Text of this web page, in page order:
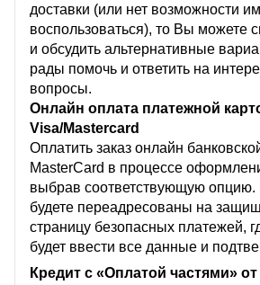
доставки (или нет возможности
воспользоваться), то Вы можете
и обсудить альтернативные
рады помочь и ответить на
вопросы.
Онлайн оплата платежной
Visa/Mastercard
Оплатить заказ онлайн
MasterCard в процессе
выбрав соответствующую опцию.
будете переадресованы на
страницу безопасных платежей,
будет ввести все данные и
Кредит с «Оплатой частями»